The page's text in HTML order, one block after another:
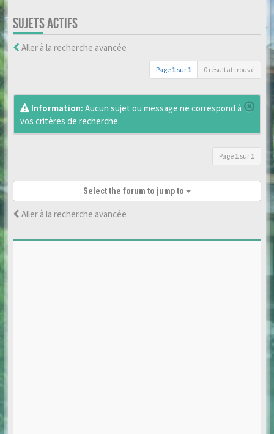
SUJETS ACTIFS
Aller à la recherche avancée
Page 1 sur 1 0 résultat trouvé
Information: Aucun sujet ou message ne correspond à
vos critères de recherche.
Page 1 sur 1
Select the forum to jump to
Aller à la recherche avancée